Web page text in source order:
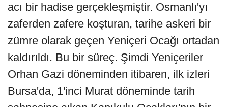
acı bir hadise gerçekleşmiştir. Osmanlı'yı
zaferden zafere koşturan, tarihe askeri bir
zümre olarak geçen Yeniçeri Ocağı ortadan
kaldırıldı. Bu bir süreç. Şimdi Yeniçeriler
Orhan Gazi döneminden itibaren, ilk izleri
Bursa'da, 1'inci Murat döneminde tarih